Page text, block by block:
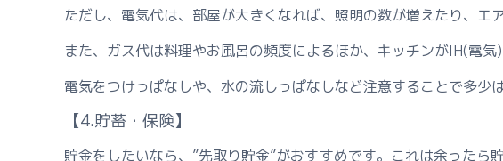
ただし、電気代は、部屋が大きくなれば、照明の数が増えたり、エ
また、ガス代は料理やお風呂の頻度によるほか、キッチンがIH(電気
電気をつけっぱなしや、水の流しっぱなしなど注意することで多少
【4.貯蓄・保険】
貯金をしたいなら、”先取り貯金”がおすすめです。これは余った